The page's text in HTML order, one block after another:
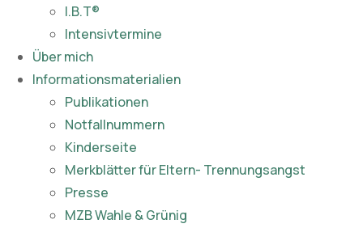
I.B.T®
Intensivtermine
Über mich
Informationsmaterialien
Publikationen​
Notfallnummern
Kinderseite
Merkblätter für Eltern- Trennungsangst
Presse
MZB Wahle & Grünig